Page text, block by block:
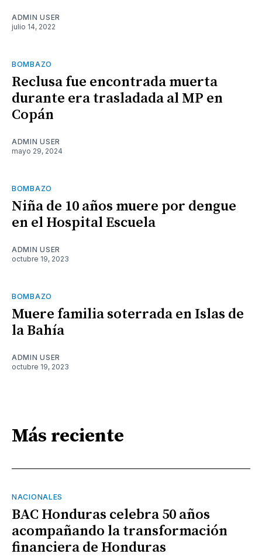
ADMIN USER
julio 14, 2022
BOMBAZO
Reclusa fue encontrada muerta
durante era trasladada al MP en
Copán
ADMIN USER
mayo 29, 2024
BOMBAZO
Niña de 10 años muere por dengue
en el Hospital Escuela
ADMIN USER
octubre 19, 2023
BOMBAZO
Muere familia soterrada en Islas de
la Bahía
ADMIN USER
octubre 19, 2023
Más reciente
NACIONALES
BAC Honduras celebra 50 años
acompañando la transformación
financiera de Honduras